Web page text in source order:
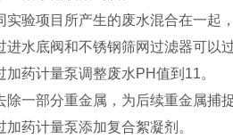
实验项目所产生的废水混合在一起
进水底阀和不锈钢筛网过滤器可以
加药计量泵调整废水PH值到11。
除一部分重金属，为后续重金属捕
加药计量泵添加复合絮凝剂。